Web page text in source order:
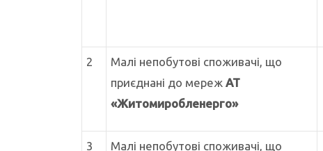
2
Малі непобутові споживачі, що
приєднані до мереж АТ
«Житомиробленерго»
3
Малі непобутові споживачі, що